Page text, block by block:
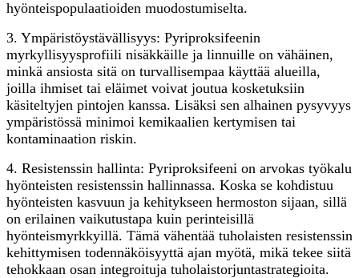
hyönteispopulaatioiden muodostumiselta.
3. Ympäristöystävällisyys: Pyriproksifeenin
myrkyllisyysprofiili nisäkkäille ja linnuille on vähäinen,
minkä ansiosta sitä on turvallisempaa käyttää alueilla,
joilla ihmiset tai eläimet voivat joutua kosketuksiin
käsiteltyjen pintojen kanssa. Lisäksi sen alhainen pysyvyys
ympäristössä minimoi kemikaalien kertymisen tai
kontaminaation riskin.
4. Resistenssin hallinta: Pyriproksifeeni on arvokas työkalu
hyönteisten resistenssin hallinnassa. Koska se kohdistuu
hyönteisten kasvuun ja kehitykseen hermoston sijaan, sillä
on erilainen vaikutustapa kuin perinteisillä
hyönteismyrkkyillä. Tämä vähentää tuholaisten resistenssin
kehittymisen todennäköisyyttä ajan myötä, mikä tekee siitä
tehokkaan osan integroituja tuholaistorjuntastrategioita.